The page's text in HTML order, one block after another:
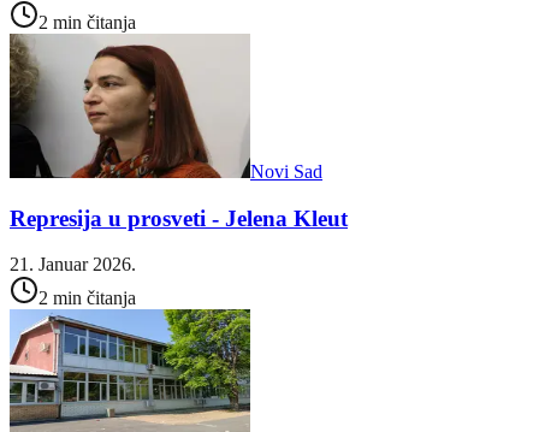
2 min čitanja
Novi Sad
Represija u prosveti - Jelena Kleut
21. Januar 2026.
2 min čitanja